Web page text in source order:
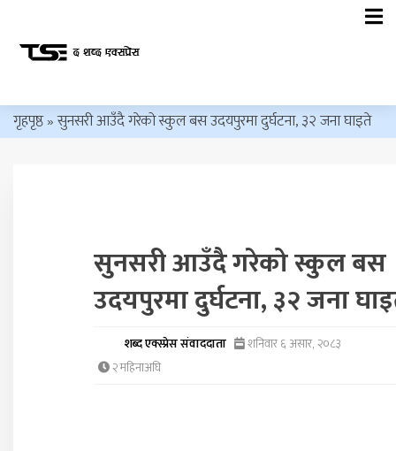
गृहपृष्ठ»सुनसरी आउँदै गरेको स्कुल बस उदयपुरमा दुर्घटना, ३२ जना घाइते
सुनसरी आउँदै गरेको स्कुल बस
उदयपुरमा दुर्घटना, ३२ जना
शब्द एक्स्प्रेस संवाददाता
शनिवार ६ असार, २०८३
२ महिनाअघि